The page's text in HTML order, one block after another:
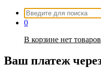
Искать:
0
В корзине нет
Ваш платеж